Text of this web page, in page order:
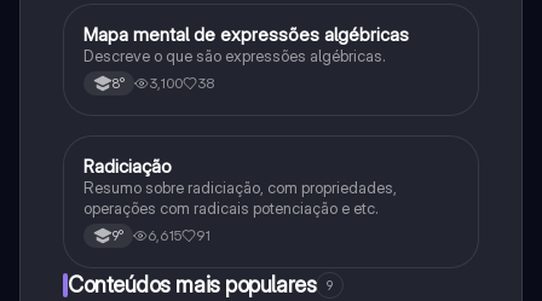
Matematica
Mapa mental de expressões algébricas
Descreve o que são expressões algébricas.
8° 3,100 38
Matematica
Radiciação
Resumo sobre radiciação, com propriedades,
operações com radicais potenciação e etc.
9° 6,615 91
Conteúdos mais populares 9